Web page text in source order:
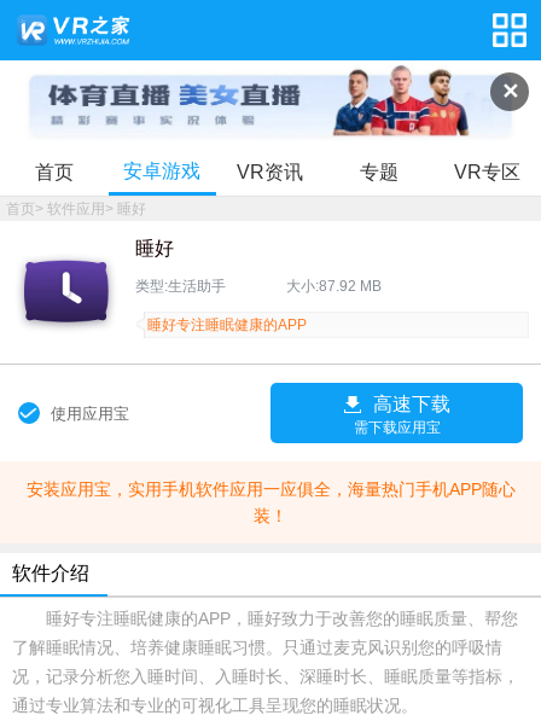
✕
首页 安卓游戏 VR资讯 专题 VR专区
首页> 软件应用> 睡好
睡好
类型:生活助手 大小:87.92 MB
睡好专注睡眠健康的APP
使用应用宝 高速下载
需下载应用宝
安装应用宝，实用手机软件应用一应俱全，海量热门手机APP随心
装！
软件介绍
睡好专注睡眠健康的APP，睡好致力于改善您的睡眠质量、帮您
了解睡眠情况、培养健康睡眠习惯。只通过麦克风识别您的呼吸情
况，记录分析您入睡时间、入睡时长、深睡时长、睡眠质量等指标，
通过专业算法和专业的可视化工具呈现您的睡眠状况。